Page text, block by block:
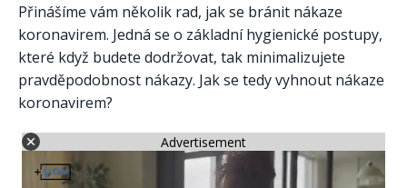
Přinášíme vám několik rad, jak se bránit nákaze
koronavirem. Jedná se o základní hygienické postupy,
které když budete dodržovat, tak minimalizujete
pravděpodobnost nákazy. Jak se tedy vyhnout nákaze
koronavirem?
Advertisement